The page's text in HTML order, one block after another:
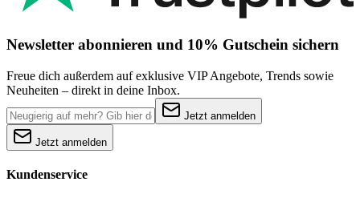
Newsletter abonnieren und 10% Gutschein sichern
Freue dich außerdem auf exklusive VIP Angebote, Trends sowie
Neuheiten – direkt in deine Inbox.
Jetzt anmelden
Jetzt anmelden
Kundenservice